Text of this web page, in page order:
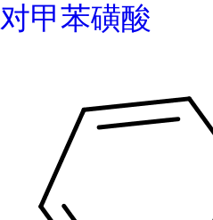
对甲苯磺酸